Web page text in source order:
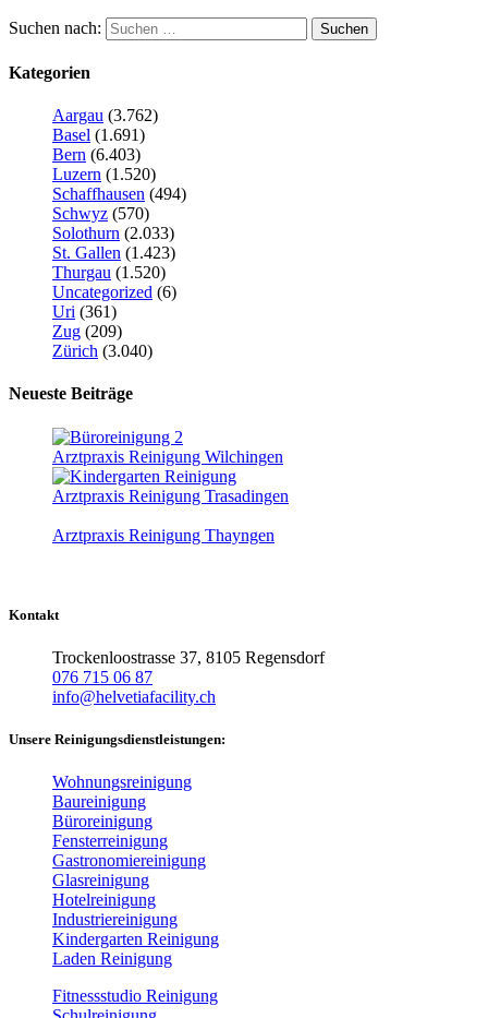
Suchen nach:
Kategorien
Aargau (3.762)
Basel (1.691)
Bern (6.403)
Luzern (1.520)
Schaffhausen (494)
Schwyz (570)
Solothurn (2.033)
St. Gallen (1.423)
Thurgau (1.520)
Uncategorized (6)
Uri (361)
Zug (209)
Zürich (3.040)
Neueste Beiträge
Arztpraxis Reinigung Wilchingen
Arztpraxis Reinigung Trasadingen
Arztpraxis Reinigung Thayngen
Kontakt
Trockenloostrasse 37, 8105 Regensdorf
076 715 06 87
info@helvetiafacility.ch
Unsere Reinigungsdienstleistungen:
Wohnungsreinigung
Baureinigung
Büroreinigung
Fensterreinigung
Gastronomiereinigung
Glasreinigung
Hotelreinigung
Industriereinigung
Kindergarten Reinigung
Laden Reinigung
Fitnessstudio Reinigung